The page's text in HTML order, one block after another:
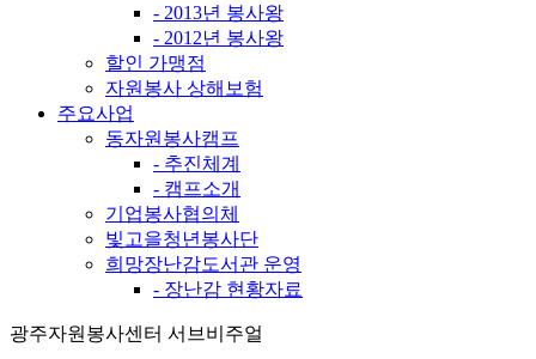
- 2013년 봉사왕
- 2012년 봉사왕
할인 가맹점
자원봉사 상해보험
주요사업
동자원봉사캠프
- 추진체계
- 캠프소개
기업봉사협의체
빛고을청년봉사단
희망장난감도서관 운영
- 장난감 현황자료
광주자원봉사센터 서브비주얼